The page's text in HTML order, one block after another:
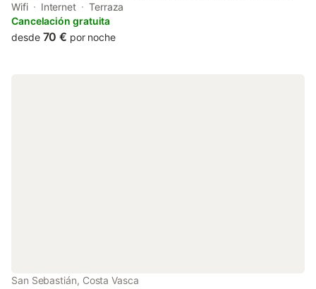
from Abando Train Station, as well as 45 km from Arriaga
Theatre.
Wifi Internet
Terraza
Cancelación gratuita
desde 70 € por noche
San Sebastián, Costa Vasca